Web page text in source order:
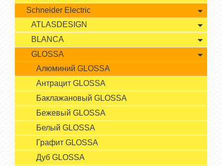
Schneider Electric
ATLASDESIGN
BLANCA
GLOSSA
Алюминий GLOSSA
Антрацит GLOSSA
Баклажановый GLOSSA
Бежевый GLOSSA
Белый GLOSSA
Графит GLOSSA
Дуб GLOSSA